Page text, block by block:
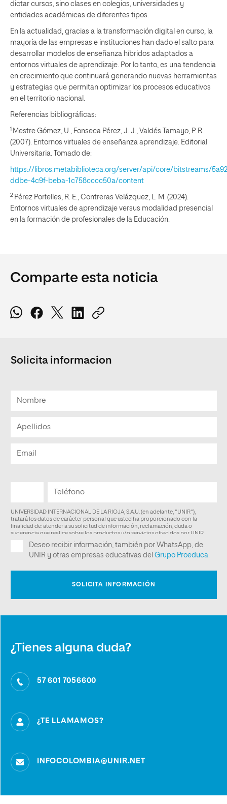
dictar cursos, sino clases en colegios, universidades y
entidades académicas de diferentes tipos.
En la actualidad, gracias a la transformación digital en curso, la
mayoría de las empresas e instituciones han dado el salto para
desarrollar modelos de enseñanza híbridos adaptados a
entornos virtuales de aprendizaje. Por lo tanto, es una tendencia
en crecimiento que continuará generando nuevas herramientas
y estrategias que permitan optimizar los procesos educativos
en el territorio nacional.
Referencias bibliográficas:
1 Mestre Gómez, U., Fonseca Pérez, J. J., Valdés Tamayo, P. R.
(2007). Entornos virtuales de enseñanza aprendizaje. Editorial
Universitaria. Tomado de:
https://libros.metabiblioteca.org/server/api/core/bitstreams/
ddbe-4c9f-beba-1c758cccc50a/content
2Pérez Portelles, R. E., Contreras Velázquez, L. M. (2024).
Entornos virtuales de aprendizaje versus modalidad presencial
en la formación de profesionales de la Educación.
Comparte esta noticia
Solicita informacion
¿Tienes alguna duda?
57 601 7056600
¿TE LLAMAMOS?
INFOCOLOMBIA@UNIR.NET